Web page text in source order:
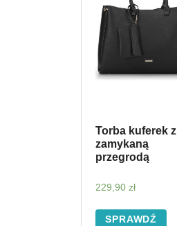
Torba kuferek z
zamykaną
przegrodą
229,90 zł
SPRAWDŹ